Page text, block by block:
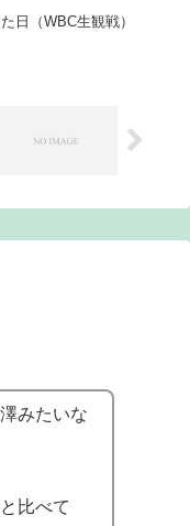
日（WBC生観戦）
みたいな
比べて